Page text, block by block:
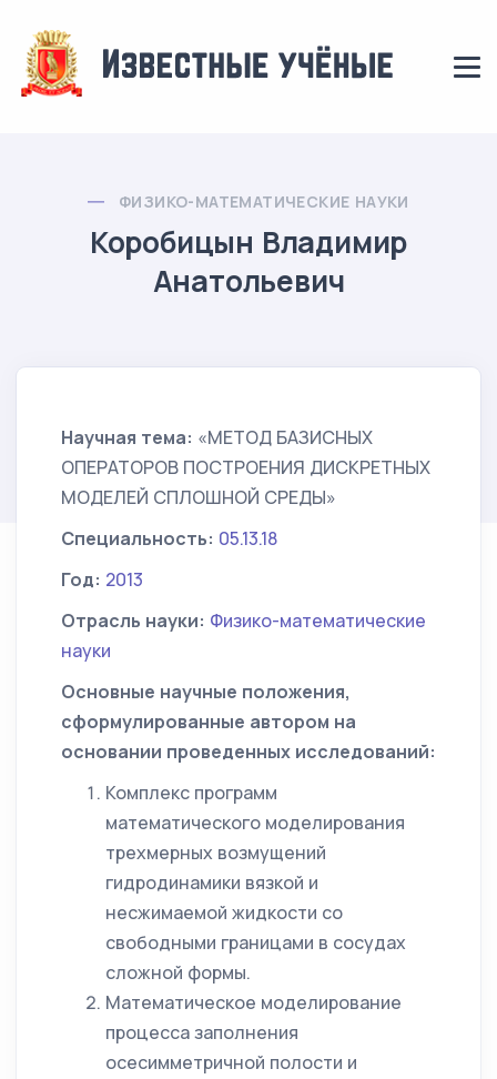
ФИЗИКО-МАТЕМАТИЧЕСКИЕ НАУКИ
Коробицын Владимир
Анатольевич
Научная тема: «МЕТОД БАЗИСНЫХ
ОПЕРАТОРОВ ПОСТРОЕНИЯ ДИСКРЕТНЫХ
МОДЕЛЕЙ СПЛОШНОЙ СРЕДЫ»
Специальность: 05.13.18
Год: 2013
Отрасль науки: Физико-математические
науки
Основные научные положения,
сформулированные автором на
основании проведенных исследований:
Комплекс программ
математического моделирования
трехмерных возмущений
гидродинамики вязкой и
несжимаемой жидкости со
свободными границами в сосудах
сложной формы.
Математическое моделирование
процесса заполнения
осесимметричной полости и